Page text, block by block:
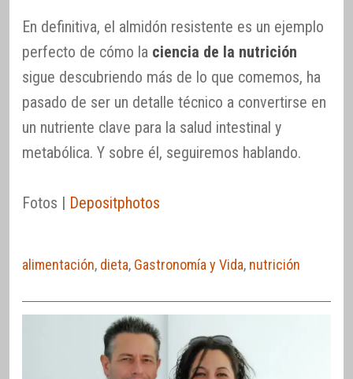
En definitiva, el almidón resistente es un ejemplo
perfecto de cómo la ciencia de la nutrición
sigue descubriendo más de lo que comemos, ha
pasado de ser un detalle técnico a convertirse en
un nutriente clave para la salud intestinal y
metabólica. Y sobre él, seguiremos hablando.
Fotos | Depositphotos
alimentación, dieta, Gastronomía y Vida, nutrición